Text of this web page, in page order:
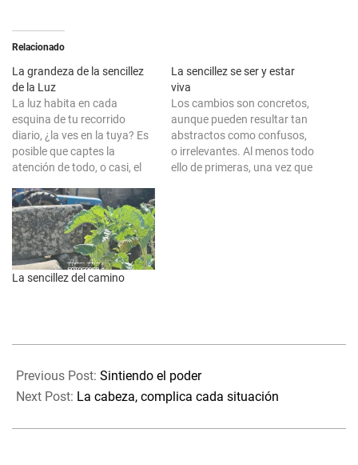
Relacionado
La grandeza de la sencillez
de la Luz
La luz habita en cada
esquina de tu recorrido
diario, ¿la ves en la tuya? Es
posible que captes la
atención de todo, o casi, el
ante ti cuando pasas y te
vas abriendo paso a la vida.
Pero, puede ser también que
obvies otros muchos,…
La sencillez se ser y estar
viva
Los cambios son concretos,
aunque pueden resultar tan
abstractos como confusos,
o irrelevantes. Al menos todo
ello de primeras, una vez que
La sencillez del camino
08-
07
Previous Post: Sintiendo el poder
Next Post: La cabeza, complica cada situación